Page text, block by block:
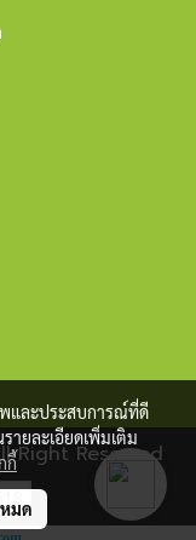
Right Reserved
พและประสบการณ์ที่ดี
ายละเอียดเพิ่มเติม
กี้
มด